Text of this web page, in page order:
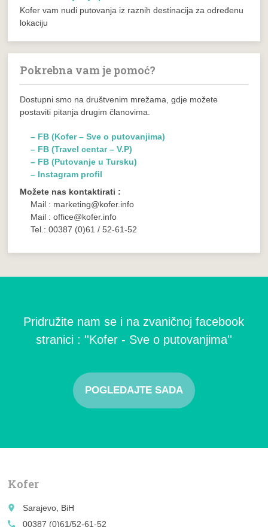
Kofer vam nudi putovanja iz raznih destinacija za određenu
lokaciju
Pokrebna vam je pomoć?
Dostupni smo na društvenim mrežama, gdje možete
postaviti pitanja drugim članovima.
– FB (Kofer – Sve o putovanjima)
– FB (Travel centar – V.P)
– FB (Putovanje u Tursku)
– Instagram profil
Možete nas kontaktirati :
Mail : marketing@kofer.info
Mail : office@kofer.info
Tel.: 00387 (0)61 / 52-61-52
Pridružite nam se i na zvaničnoj facebook
stranici : ''Kofer - Sve o putovanjima''
POGLEDAJTE SADA
Kofer
place
Sarajevo, BiH
call
00387 (0)61/52-61-52